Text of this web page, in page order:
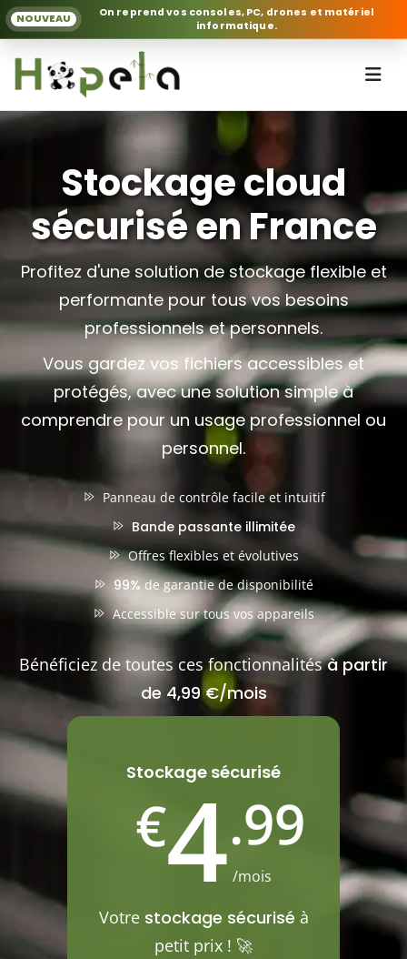
NOUVEAU
On reprend vos consoles, PC, drones et matériel
informatique.
Stockage cloud
sécurisé en France
Profitez d'une solution de stockage flexible et
performante pour tous vos besoins
professionnels et personnels.
Vous gardez vos fichiers accessibles et
protégés, avec une solution simple à
comprendre pour un usage professionnel ou
personnel.
Panneau de contrôle facile et intuitif
Bande passante illimitée
Offres flexibles et évolutives
99%de garantie de disponibilité
Accessible sur tous vos appareils
Bénéficiez de toutes ces fonctionnalitésà partir
de 4,99 €/mois
Stockage sécurisé
€4.99
/mois
Votre stockage sécurisé à
petit prix ! 🚀